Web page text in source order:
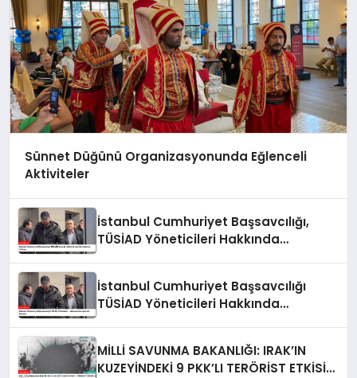
Sünnet Düğünü Organizasyonunda Eğlenceli
Aktiviteler
İstanbul Cumhuriyet Başsavcılığı,
TÜSİAD Yöneticileri Hakkında
İstanbul Cumhuriyet Başsavcılığı
TÜSİAD Yöneticileri Hakkında
MİLLİ SAVUNMA BAKANLIĞI: IRAK’IN
KUZEYİNDEKİ 9 PKK’LI TERÖRİST ETKİSİZ